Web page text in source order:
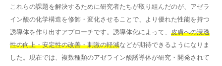
これらの課題を解決するために研究者たちが取り組んだのが、アゼラ
イン酸の化学構造を修飾・変化させることで、より優れた性能を持つ
誘導体を作り出すアプローチです。誘導体化によって、 皮膚への浸透
性の向上・安定性の改善・刺激の軽減などが期待できるようになりま
した。現在では、複数種類のアゼライン酸誘導体が研究・開発されて